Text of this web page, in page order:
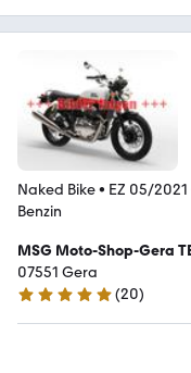
Naked Bike• EZ 05/2021
Benzin
MSG Moto-Shop-Gera
07551 Gera
5 Sterne
(20)